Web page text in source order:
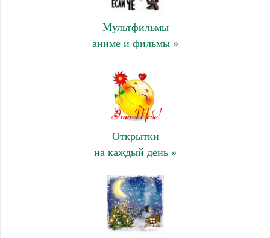
Мультфильмы
аниме и фильмы »
Открытки
на каждый день »